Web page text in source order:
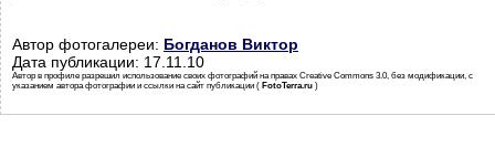
Автор фотогалереи: Богданов Виктор
Дата публикации: 17.11.10
Автор в профиле разрешил использование своих фотографий на правах Creative Commons 3.0, без модификации, с
указанием автора фотографии и ссылки на сайт публикации ( FotoTerra.ru )